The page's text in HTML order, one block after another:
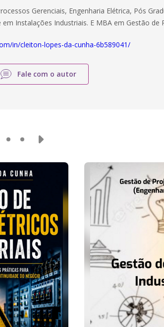
Gerenciais, Engenharia Elétrica, Pós
em Instalações Industriais. E MBA em Gestão de
in/cleiton-lopes-da-cunha-6b589041/
Fale com o autor